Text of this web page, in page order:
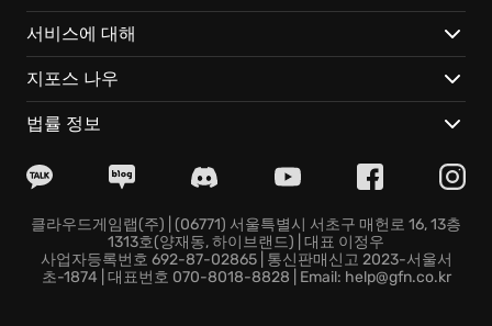
다양한 게임 모드 탐험: 싱글 플레이어 커리어 모드부터
스릴 넘치는 멀티플레이어 매치까지!
GeForce NOW로 즉시 플레이: 다운로드 없이 모든 기기
에서 바로 즐길 수 있습니다.
서비스에 대해
지포스 나우
법률 정보
클라우드게임랩(주) | (06771) 서울특별시 서초구 매헌로 16, 13층
1313호(양재동, 하이브랜드) | 대표 이정우
사업자등록번호 692-87-02865 | 통신판매신고 2023-서울서
초-1874 | 대표번호 070-8018-8828 | Email: help@gfn.co.kr